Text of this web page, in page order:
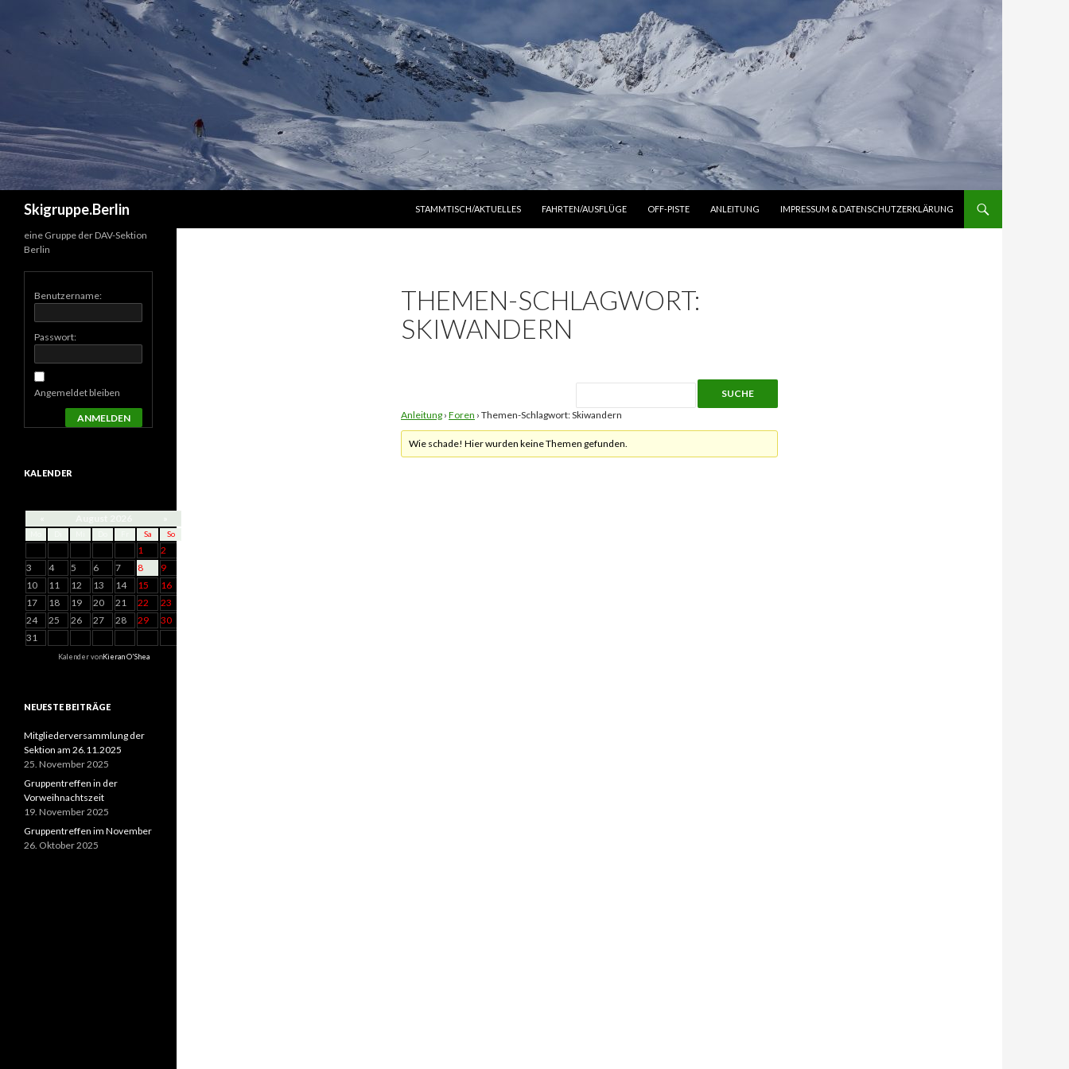
Skigruppe.Berlin
STAMMTISCH/AKTUELLES
FAHRTEN/AUSFLÜGE OFF-PISTE ANLEITUNG IMPRESSUM & DATENSCHUTZERKLÄRUNG
THEMEN-SCHLAGWORT:
SKIWANDERN
Anleitung › Foren › Themen-Schlagwort: Skiwandern
Wie schade! Hier wurden keine Themen gefunden.
eine Gruppe der DAV-Sektion
Berlin
Benutzername:
Passwort:
Angemeldet bleiben
ANMELDEN
KALENDER
Sa So
1
2
3
4 5 6 7 8
9
10
11 12 13 14 15
16
17
18 19 20 21 22
23
24
25 26 27 28 29
30
31
Kalender vonKieran O'Shea
NEUESTE BEITRÄGE
Mitgliederversammlung der
Sektion am 26.11.2025
25. November 2025
Gruppentreffen in der
Vorweihnachtszeit
19. November 2025
Gruppentreffen im November
26. Oktober 2025